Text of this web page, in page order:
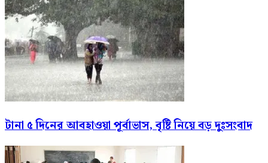
টানা ৫ দিনের আবহাওয়া পূর্বাভাস, বৃষ্টি নিয়ে বড় দুঃসংবাদ